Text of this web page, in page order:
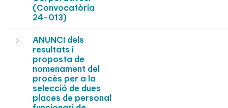
(Convocatòria
24-013)
ANUNCI dels
resultats i
proposta de
nomenament del
procès per a la
selecció de dues
places de personal